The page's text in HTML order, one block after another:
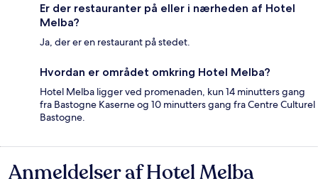
Er der restauranter på eller i nærheden af Hotel
Melba?
Ja, der er en restaurant på stedet.
Hvordan er området omkring Hotel Melba?
Hotel Melba ligger ved promenaden, kun 14 minutters gang
fra Bastogne Kaserne og 10 minutters gang fra Centre Culturel
Bastogne.
Anmeldelser
Anmeldelser af Hotel Melba